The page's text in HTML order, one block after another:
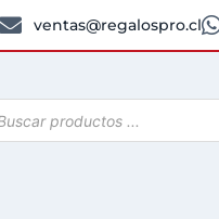
ventas@regalospro.cl